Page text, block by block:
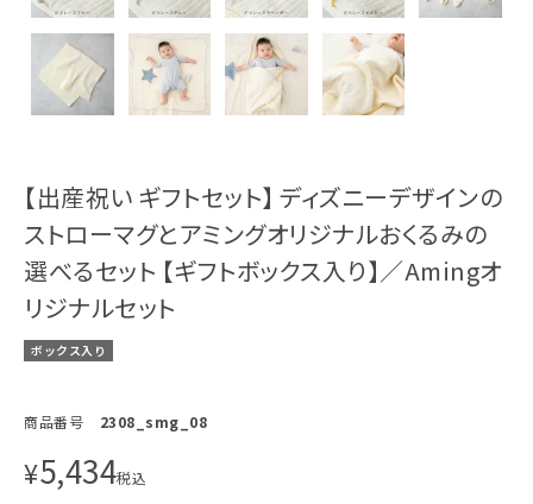
【出産祝い ギフトセット】 ディズニーデザインの
ストローマグとアミングオリジナルおくるみの
選べるセット 【ギフトボックス入り】／Amingオ
リジナルセット
ボックス入り
商品番号 2308_smg_08
¥5,434税込